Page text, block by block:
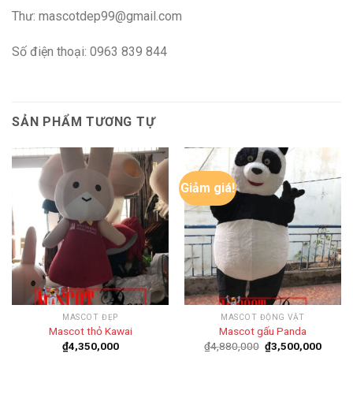
Thư: mascotdep99@gmail.com
Số điện thoại: 0963 839 844
SẢN PHẨM TƯƠNG TỰ
MASCOT ĐẸP
Mascot thỏ Kawai
₫4,350,000
Giảm giá!
MASCOT ĐỘNG VẬT
Mascot gấu Panda
₫4,880,000 Giá
gốc
₫3,500,000Giá